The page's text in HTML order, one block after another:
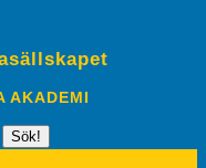
AKADEMI
Sök!